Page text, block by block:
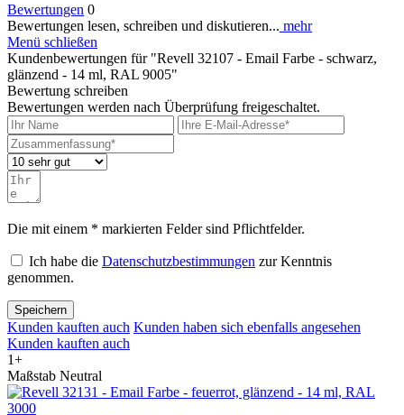
Bewertungen 0
Bewertungen lesen, schreiben und diskutieren... mehr
Menü schließen
Kundenbewertungen für "Revell 32107 - Email Farbe - schwarz,
glänzend - 14 ml, RAL 9005"
Bewertung schreiben
Bewertungen werden nach Überprüfung freigeschaltet.
Die mit einem * markierten Felder sind Pflichtfelder.
Ich habe die Datenschutzbestimmungen zur Kenntnis
genommen.
Speichern
Kunden kauften auch Kunden haben sich ebenfalls angesehen
Kunden kauften auch
1+
Maßstab Neutral